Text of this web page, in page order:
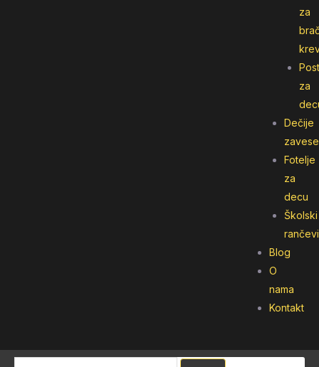
za
za
Dečije
zavese
Fotelje
za
decu
Školski
rančevi
Blog
O
nama
Kontakt
Pretraga